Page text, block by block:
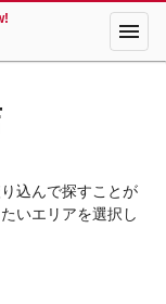
menu
込んで探すことが
いエリアを選択し